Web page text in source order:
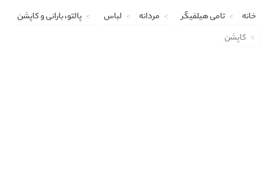
خانه تامی هیلفیگر مردانه لباس
پالتو، بارانی و کاپشن
کاپشن